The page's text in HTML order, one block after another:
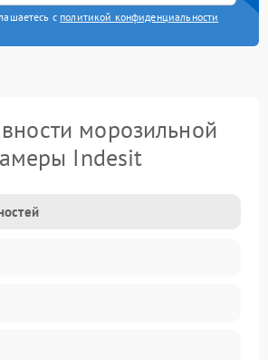
с политикой конфиденциальности
морозильной
Indesit